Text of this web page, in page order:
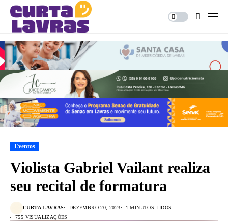
Eventos
Violista Gabriel Vailant realiza
seu recital de formatura
CURTA LAVRAS DEZEMBRO 20, 2023
1 MINUTOS LIDOS
755 VISUALIZAÇÕES